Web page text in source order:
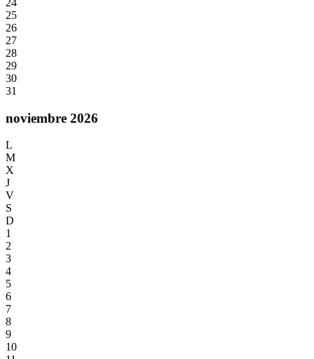
24
25
26
27
28
29
30
31
noviembre 2026
L
M
X
J
V
S
D
1
2
3
4
5
6
7
8
9
10